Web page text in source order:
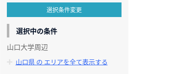
選択条件変更
選択中の条件
山口大学周辺
山口県 の エリアを全て表示する